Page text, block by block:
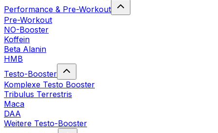
Performance & Pre-Workout
Pre-Workout
NO-Booster
Koffein
Beta Alanin
HMB
Testo-Booster
Komplexe Testo Booster
Tribulus Terrestris
Maca
DAA
Weitere Testo-Booster